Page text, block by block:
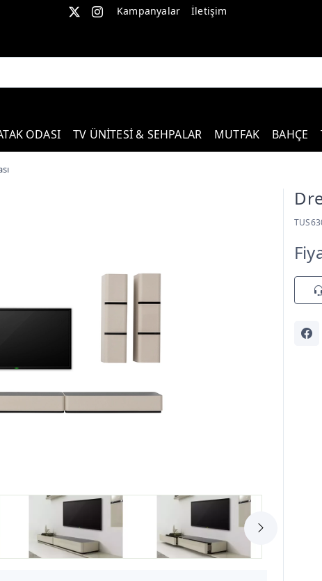
Kampanyalar İletişim
ODASI TV ÜNİTESİ & SEHPALAR MUTFAK BAHÇE